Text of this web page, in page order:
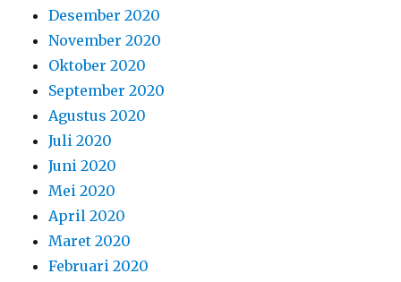
Desember 2020
November 2020
Oktober 2020
September 2020
Agustus 2020
Juli 2020
Juni 2020
Mei 2020
April 2020
Maret 2020
Februari 2020